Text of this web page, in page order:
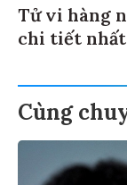
Tử vi hàng
chi tiết nhất
Cùng